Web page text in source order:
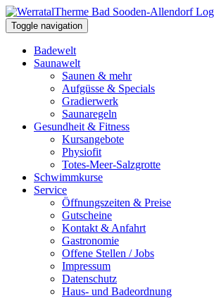
Toggle navigation
Badewelt
Saunawelt
Saunen & mehr
Aufgüsse & Specials
Gradierwerk
Saunaregeln
Gesundheit & Fitness
Kursangebote
Physiofit
Totes-Meer-Salzgrotte
Schwimmkurse
Service
Öffnungszeiten & Preise
Gutscheine
Kontakt & Anfahrt
Gastronomie
Offene Stellen / Jobs
Impressum
Datenschutz
Haus- und Badeordnung